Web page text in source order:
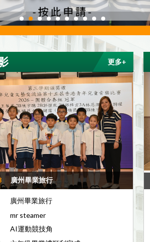
廣州畢業旅行
廣州畢業旅行
mr steamer
AI運動競技角
更多+